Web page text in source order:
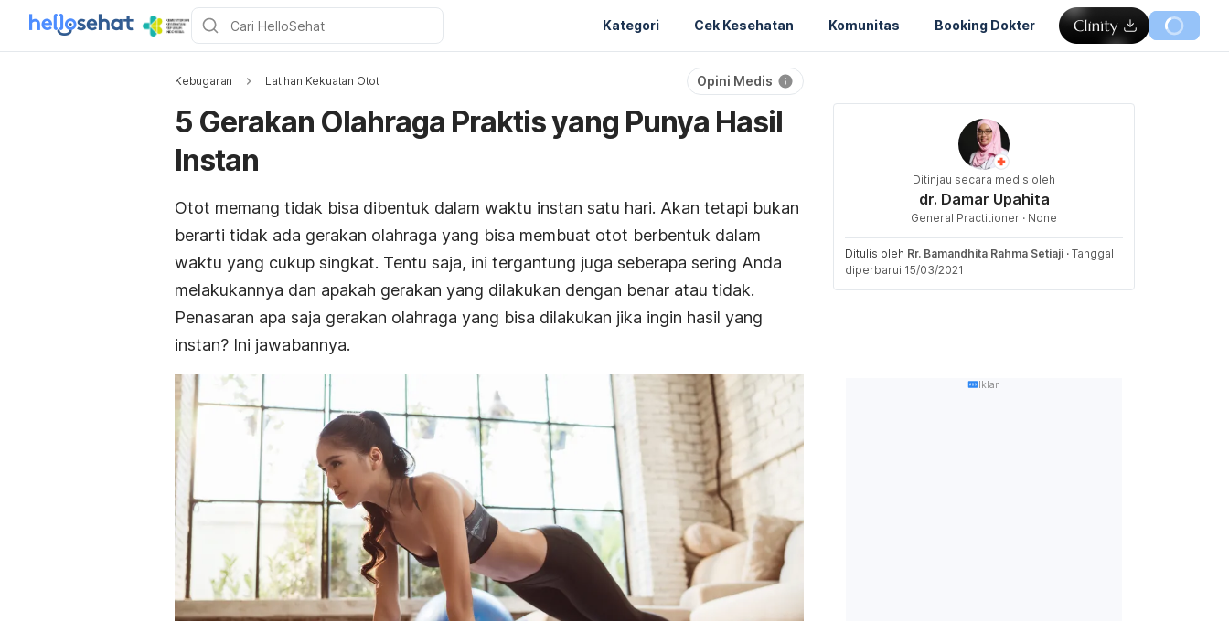
Kategori Cek Kesehatan Komunitas Booking Dokter
Kebugaran Latihan Kekuatan Otot Opini Medis
5 Gerakan Olahraga Praktis yang Punya Hasil
Instan
Otot memang tidak bisa dibentuk dalam waktu instan satu hari. Akan tetapi bukan
berarti tidak ada gerakan olahraga yang bisa membuat otot berbentuk dalam
waktu yang cukup singkat. Tentu saja, ini tergantung juga seberapa sering Anda
melakukannya dan apakah gerakan yang dilakukan dengan benar atau tidak.
Penasaran apa saja gerakan olahraga yang bisa dilakukan jika ingin hasil yang
instan? Ini jawabannya.
Ditinjau secara medis oleh
dr. Damar Upahita
General Practitioner · None
Ditulis oleh Rr. Bamandhita Rahma Setiaji · Tanggal
diperbarui 15/03/2021
Iklan